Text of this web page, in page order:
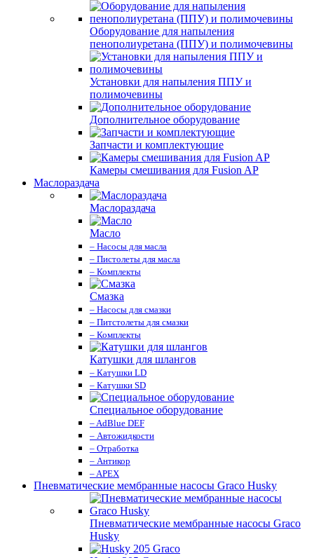
Оборудование для напыления
пенополиуретана (ППУ) и полимочевины
Установки для напыления ППУ и
полимочевины
Дополнительное оборудование
Запчасти и комплектующие
Камеры смешивания для Fusion AP
Маслораздача
Маслораздача
Масло
– Насосы для масла
– Пистолеты для масла
– Комплекты
Смазка
– Насосы для смазки
– Питстолеты для смазки
– Комплекты
Катушки для шлангов
– Катушки LD
– Катушки SD
Специальное оборудование
– AdBlue DEF
– Автожидкости
– Отработка
– Антикор
– APEX
Пневматические мембранные насосы Graco Husky
Пневматические мембранные насосы Graco
Husky